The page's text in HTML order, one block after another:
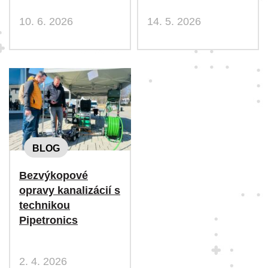
10. 6. 2026 14. 5. 2026
BLOG
Bezvýkopové
opravy kanalizácií s
technikou
Pipetronics
2. 4. 2026